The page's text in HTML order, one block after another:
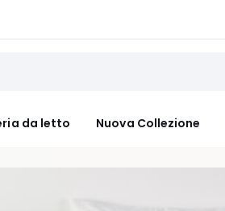
da letto Nuova Collezione